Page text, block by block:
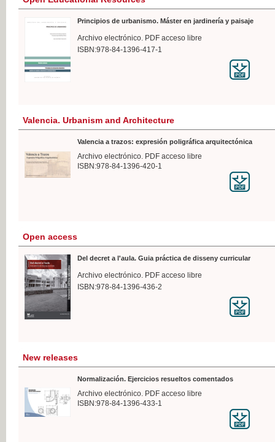
Principios de urbanismo. Máster en jardinería y paisaje
Archivo electrónico. PDF acceso libre
ISBN:978-84-1396-417-1
Valencia. Urbanism and Architecture
Valencia a trazos: expresión poligráfica arquitectónica
Archivo electrónico. PDF acceso libre
ISBN:978-84-1396-420-1
Open access
Del decret a l'aula. Guia práctica de disseny curricular
Archivo electrónico. PDF acceso libre
ISBN:978-84-1396-436-2
New releases
Normalización. Ejercicios resueltos comentados
Archivo electrónico. PDF acceso libre
ISBN:978-84-1396-433-1